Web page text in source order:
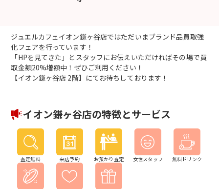
ジュエルカフェイオン鎌ヶ谷店ではただいまブランド品買取強
化フェアを行っています！
「HPを見てきた」とスタッフにお伝えいただければその場で買
取金額20%増額中！ぜひご利用ください！
【イオン鎌ヶ谷店 2階】にてお待ちしております！
イオン鎌ヶ谷店の特徴とサービス
査定無料 来店予約 お預かり査定 女性スタッフ 無料ドリンク